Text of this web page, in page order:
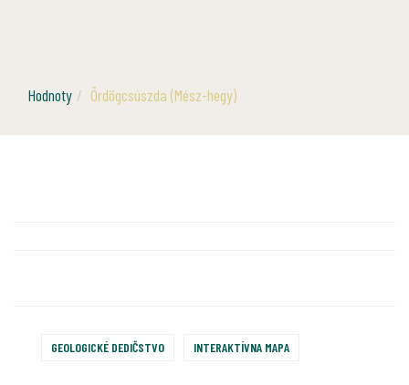
Hodnoty Ördögcsúszda (Mész-hegy)
GEOLOGICKÉ DEDIČSTVO INTERAKTÍVNA MAPA